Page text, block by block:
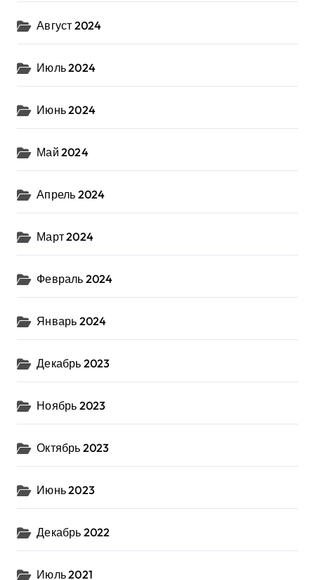
Август 2024
Июль 2024
Июнь 2024
Май 2024
Апрель 2024
Март 2024
Февраль 2024
Январь 2024
Декабрь 2023
Ноябрь 2023
Октябрь 2023
Июнь 2023
Декабрь 2022
Июль 2021